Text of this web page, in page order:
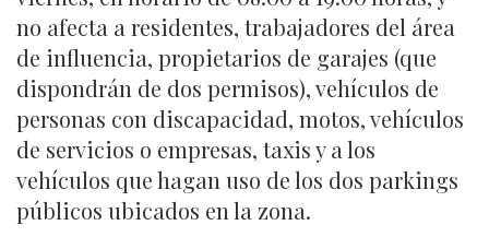
no afecta a residentes, trabajadores del área
de influencia, propietarios de garajes (que
dispondrán de dos permisos), vehículos de
personas con discapacidad, motos, vehículos
de servicios o empresas, taxis y a los
vehículos que hagan uso de los dos parkings
públicos ubicados en la zona.